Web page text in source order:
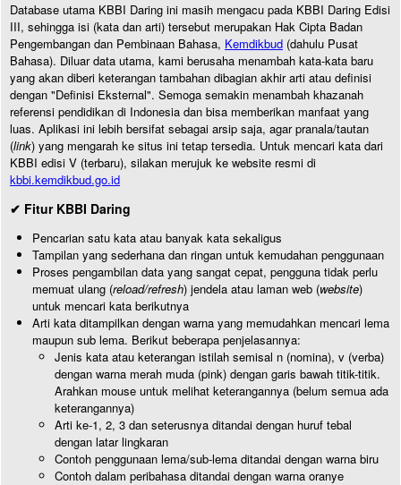
Database utama KBBI Daring ini masih mengacu pada KBBI Daring Edisi
III, sehingga isi (kata dan arti) tersebut merupakan Hak Cipta Badan
Pengembangan dan Pembinaan Bahasa, Kemdikbud (dahulu Pusat
Bahasa). Diluar data utama, kami berusaha menambah kata-kata baru
yang akan diberi keterangan tambahan dibagian akhir arti atau definisi
dengan "Definisi Eksternal". Semoga semakin menambah khazanah
referensi pendidikan di Indonesia dan bisa memberikan manfaat yang
luas. Aplikasi ini lebih bersifat sebagai arsip saja, agar pranala/tautan
(link) yang mengarah ke situs ini tetap tersedia. Untuk mencari kata dari
KBBI edisi V (terbaru), silakan merujuk ke website resmi di
kbbi.kemdikbud.go.id
✔ Fitur KBBI Daring
Pencarian satu kata atau banyak kata sekaligus
Tampilan yang sederhana dan ringan untuk kemudahan penggunaan
Proses pengambilan data yang sangat cepat, pengguna tidak perlu
memuat ulang (reload/refresh) jendela atau laman web (website)
untuk mencari kata berikutnya
Arti kata ditampilkan dengan warna yang memudahkan mencari lema
maupun sub lema. Berikut beberapa penjelasannya:
Jenis kata atau keterangan istilah semisal n (nomina), v (verba)
dengan warna merah muda (pink) dengan garis bawah titik-titik.
Arahkan mouse untuk melihat keterangannya (belum semua ada
keterangannya)
Arti ke-1, 2, 3 dan seterusnya ditandai dengan huruf tebal
dengan latar lingkaran
Contoh penggunaan lema/sub-lema ditandai dengan warna biru
Contoh dalam peribahasa ditandai dengan warna oranye